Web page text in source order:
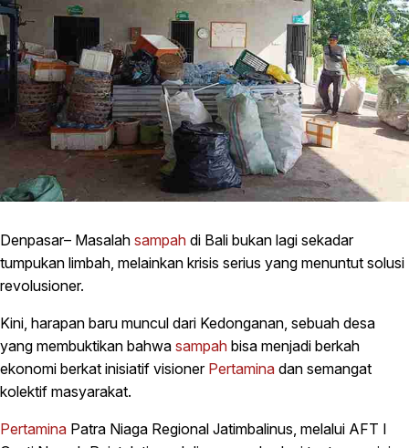
Denpasar– Masalah sampah di Bali bukan lagi sekadar
tumpukan limbah, melainkan krisis serius yang menuntut solusi
revolusioner.
Kini, harapan baru muncul dari Kedonganan, sebuah desa
yang membuktikan bahwa sampah bisa menjadi berkah
ekonomi berkat inisiatif visioner Pertamina dan semangat
kolektif masyarakat.
Pertamina Patra Niaga Regional Jatimbalinus, melalui AFT I